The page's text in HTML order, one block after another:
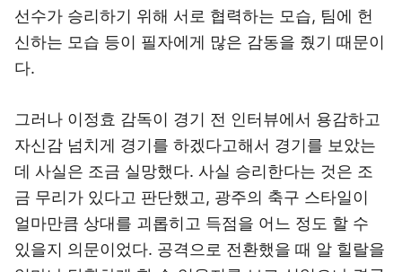
선수가 승리하기 위해 서로 협력하는 모습, 팀에 헌
신하는 모습 등이 필자에게 많은 감동을 줬기 때문이
다.
그러나 이정효 감독이 경기 전 인터뷰에서 용감하고
자신감 넘치게 경기를 하겠다고해서 경기를 보았는
데 사실은 조금 실망했다. 사실 승리한다는 것은 조
금 무리가 있다고 판단했고, 광주의 축구 스타일이
얼마만큼 상대를 괴롭히고 득점을 어느 정도 할 수
있을지 의문이었다. 공격으로 전환했을 때 알 힐랄을